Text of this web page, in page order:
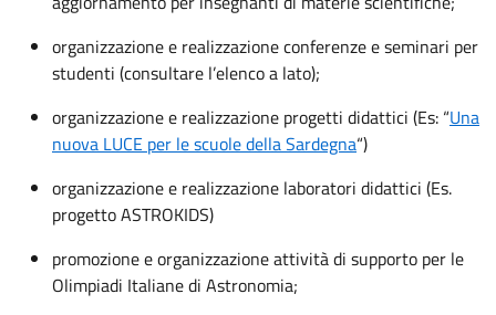
organizzazione e realizzazione conferenze e seminari per
studenti (consultare l’elenco a lato);
organizzazione e realizzazione progetti didattici (Es: “Una
nuova LUCE per le scuole della Sardegna“)
organizzazione e realizzazione laboratori didattici (Es.
progetto ASTROKIDS)
promozione e organizzazione attività di supporto per le
Olimpiadi Italiane di Astronomia;